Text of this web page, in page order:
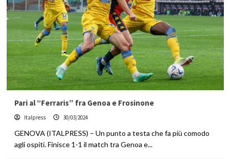
Pari al “Ferraris” fra Genoa e Frosinone
Italpress 30/03/2024
GENOVA (ITALPRESS) – Un punto a testa che fa più comodo
agli ospiti. Finisce 1-1 il match tra Genoa e...